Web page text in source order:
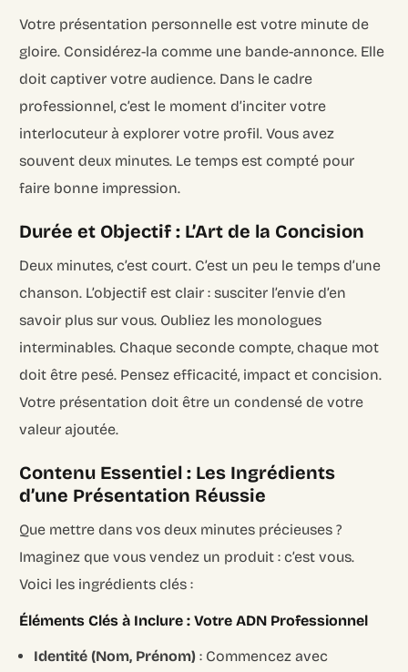
Votre présentation personnelle est votre minute de
gloire. Considérez-la comme une bande-annonce. Elle
doit captiver votre audience. Dans le cadre
professionnel, c’est le moment d’inciter votre
interlocuteur à explorer votre profil. Vous avez
souvent deux minutes. Le temps est compté pour
faire bonne impression.
Durée et Objectif : L’Art de la Concision
Deux minutes, c’est court. C’est un peu le temps d’une
chanson. L’objectif est clair : susciter l’envie d’en
savoir plus sur vous. Oubliez les monologues
interminables. Chaque seconde compte, chaque mot
doit être pesé. Pensez efficacité, impact et concision.
Votre présentation doit être un condensé de votre
valeur ajoutée.
Contenu Essentiel : Les Ingrédients
d’une Présentation Réussie
Que mettre dans vos deux minutes précieuses ?
Imaginez que vous vendez un produit : c’est vous.
Voici les ingrédients clés :
Éléments Clés à Inclure : Votre ADN Professionnel
Identité (Nom, Prénom) : Commencez avec